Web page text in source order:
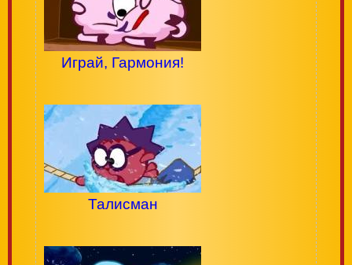
Играй, Гармония!
Талисман